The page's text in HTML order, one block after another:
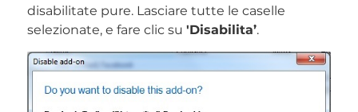
disabilitate pure. Lasciare tutte le caselle
selezionate, e fare clic su 'Disabilita’.